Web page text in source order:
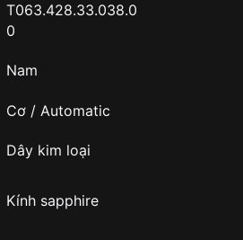
T063.428.33.038.0
0
Nam
Cơ / Automatic
Dây kim loại
Kính sapphire